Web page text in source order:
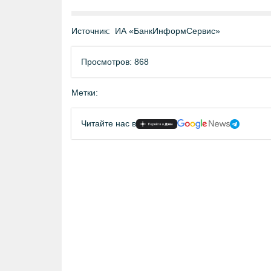
Источник: ИА «БанкИнформСервис»
Просмотров: 868
Метки:
Читайте нас в